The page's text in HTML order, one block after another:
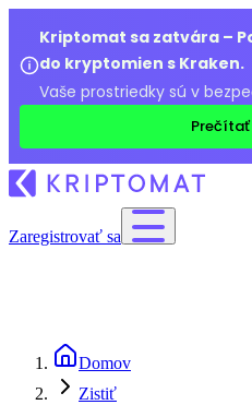
Kriptomat sa zatvára –
do kryptomien s Kraken.
Vaše prostriedky sú v
Zaregistrovať sa
Domov
Zistiť